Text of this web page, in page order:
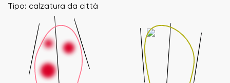
Tipo: calzatura da città